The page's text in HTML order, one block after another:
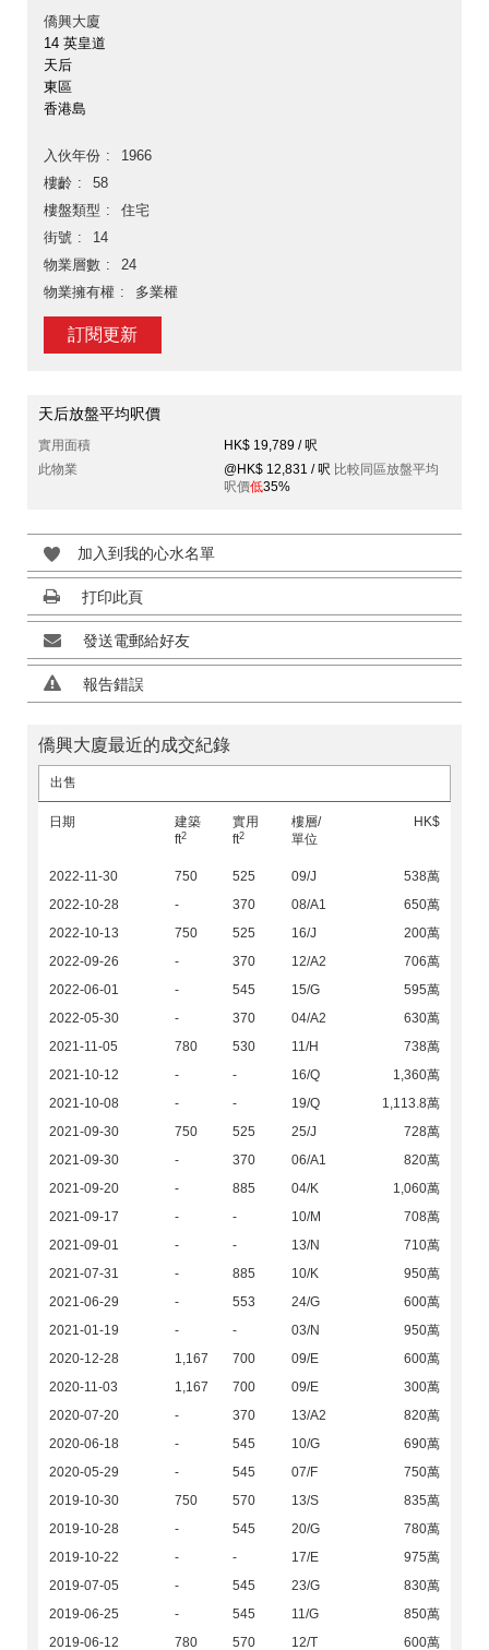
僑興大廈
14 英皇道
天后
東區
香港島
入伙年份
1966
樓齡
58
樓盤類型
住宅
街號
14
物業層數
24
物業擁有權
多業權
訂閱更新
天后放盤平均呎價
實用面積
HK$ 19,789 / 呎
此物業
@HK$ 12,831 / 呎 比較同區放盤平均
呎價低35%
加入到我的心水名單
打印此頁
發送電郵給好友
報告錯誤
僑興大廈最近的成交紀錄
出售
日期
建築
ft2
實用
ft2
樓層/
單位
HK$
2022-11-30 750 525 09/J
538萬
2022-10-28
- 370 08/A1
650萬
2022-10-13
750 525 16/J
200萬
2022-09-26
- 370 12/A2
706萬
2022-06-01
- 545 15/G
595萬
2022-05-30
- 370 04/A2
630萬
2021-11-05
780 530 11/H
738萬
2021-10-12
- - 16/Q
1,360萬
2021-10-08
- - 19/Q
1,113.8萬
2021-09-30
750 525 25/J
728萬
2021-09-30
- 370 06/A1
820萬
2021-09-20
- 885 04/K
1,060萬
2021-09-17
- - 10/M
708萬
2021-09-01
- - 13/N
710萬
2021-07-31
- 885 10/K
950萬
2021-06-29
- 553 24/G
600萬
2021-01-19
- - 03/N
950萬
2020-12-28
1,167 700 09/E
600萬
2020-11-03
1,167 700 09/E
300萬
2020-07-20
- 370 13/A2
820萬
2020-06-18
- 545 10/G
690萬
2020-05-29
- 545 07/F
750萬
2019-10-30
750 570 13/S
835萬
2019-10-28
- 545 20/G
780萬
2019-10-22
- - 17/E
975萬
2019-07-05
- 545 23/G
830萬
2019-06-25
- 545 11/G
850萬
2019-06-12
780 570 12/T 600萬